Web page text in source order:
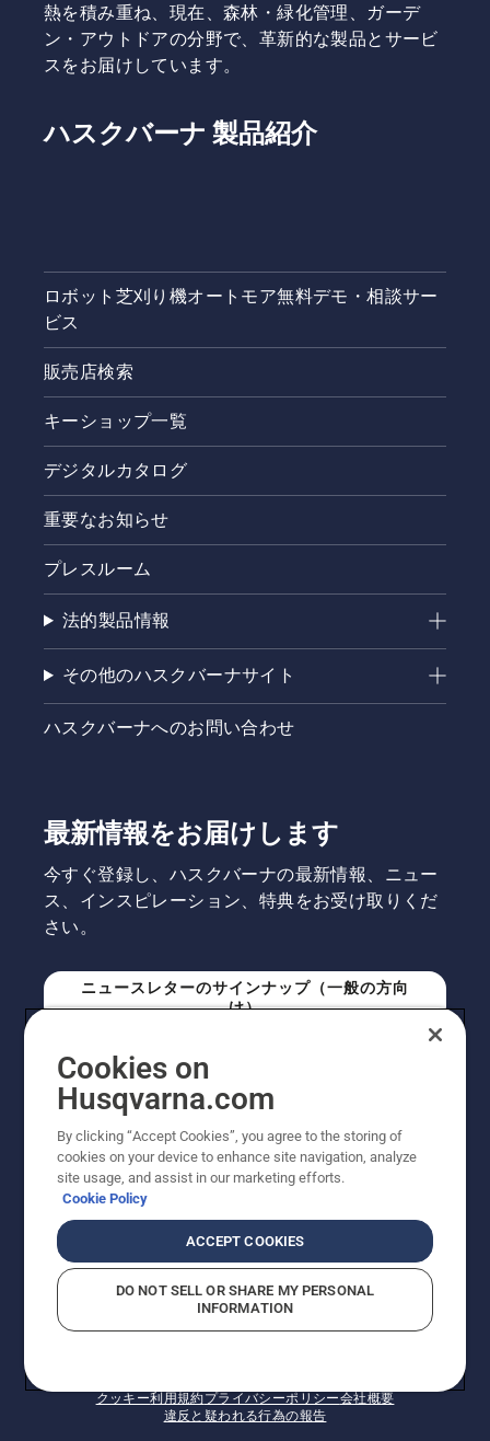
熱を積み重ね、現在、森林・緑化管理、ガーデ
ン・アウトドアの分野で、革新的な製品とサービ
スをお届けしています。
ハスクバーナ 製品紹介
ロボット芝刈り機オートモア無料デモ・相談サー
ビス
販売店検索
キーショップ一覧
デジタルカタログ
重要なお知らせ
プレスルーム
法的製品情報
その他のハスクバーナサイト
ハスクバーナへのお問い合わせ
最新情報をお届けします
今すぐ登録し、ハスクバーナの最新情報、ニュー
ス、インスピレーション、特典をお受け取りくだ
さい。
ニュースレターのサインナップ（一般の方向
け）
ニュースレターのサインアップ（プロの方向
け）
© Husqvarna AB (publ). All rights reserved. 表示価格
は、メーカー希望小売価格 (税込) です。掲載写真は一部
クッキー利用規約プライバシーポリシー会社概要
違反と疑われる行為の報告
Cookies on
Husqvarna.com
By clicking “Accept Cookies”, you agree to the storing of
cookies on your device to enhance site navigation, analyze
site usage, and assist in our marketing efforts.
Cookie Policy
ACCEPT COOKIES
DO NOT SELL OR SHARE MY PERSONAL
INFORMATION